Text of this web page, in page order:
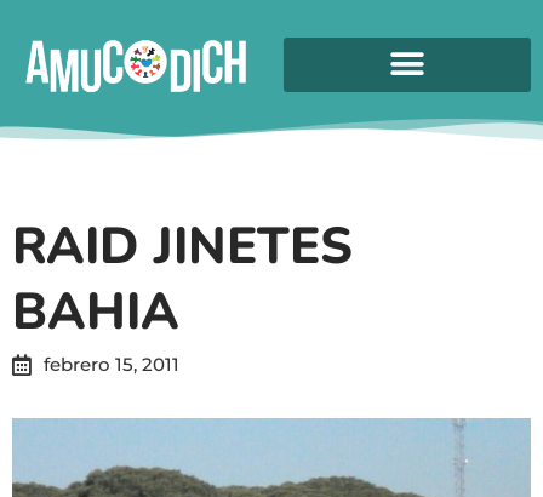
RAID JINETES
BAHIA
febrero 15, 2011